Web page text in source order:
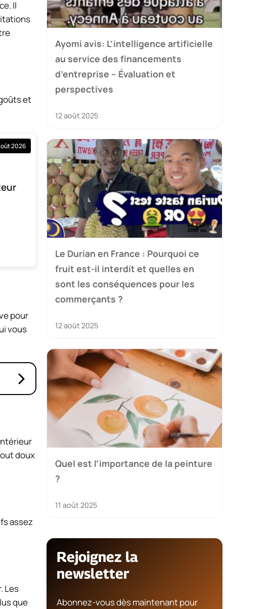
Il
et
2026
pour
vous
doux
assez
Les
que
Ayomi avis: L’intelligence artificielle
au service des financements
d’entreprise – Évaluation et
perspectives
12 août 2025
Le Durian en France : Pourquoi ce
fruit est-il interdit et quelles en
sont les conséquences pour les
commerçants ?
12 août 2025
Quel est l’importance de la peinture
?
11 août 2025
Rejoignez la
newsletter
Abonnez-vous dès maintenant pour